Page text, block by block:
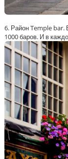
6. Район Temple bar.
1000 баров. И в